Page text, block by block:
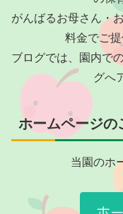
がんばるお母さん・
料金でご
ブログでは、園内で
グへ
ホームページの
当園のホ